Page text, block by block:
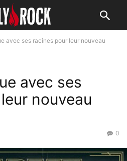
avec ses racines pour leur nouveau
avec ses
nouveau
0